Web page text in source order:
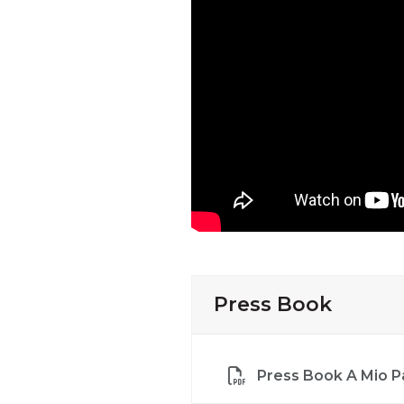
Press Book
Press Book A Mio